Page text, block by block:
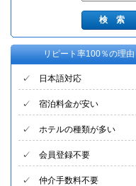
リピート率100％の理由
✓ 日本語対応
✓ 宿泊料金が安い
✓ ホテルの種類が多い
✓ 会員登録不要
✓ 仲介手数料不要